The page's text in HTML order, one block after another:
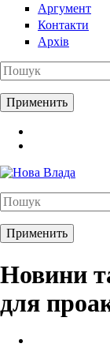
Аргумент
Контакти
Архів
Новини
для